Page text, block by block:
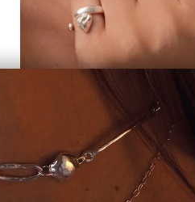
TERRA RING /De